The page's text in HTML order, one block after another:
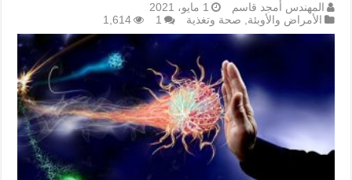
المهندس أمجد قاسم
1 مايو، 2021
الأمراض والأوبئة
صحة وتغذية 1
1,614